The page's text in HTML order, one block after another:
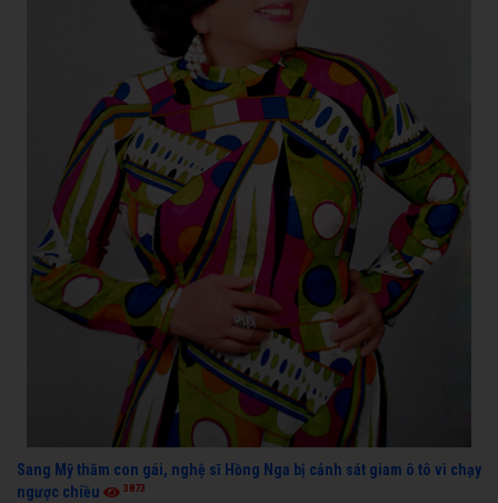
Sang Mỹ thăm con gái, nghệ sĩ Hồng Nga bị cảnh sát giam ô tô vì chạy
ngược chiều
3873